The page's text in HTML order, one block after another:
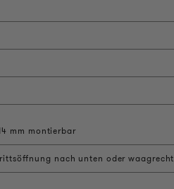
mm montierbar
nach unten oder waagrecht